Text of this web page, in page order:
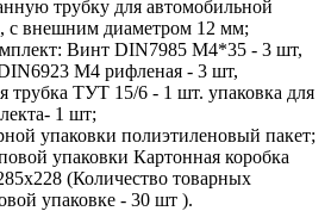
трубку для автомобильной
с внешним диаметром 12 мм;
Винт DIN7985 М4*35 - 3 шт,
M4 рифленая - 3 шт,
трубка ТУТ 15/6 - 1 шт. упаковка для
1 шт;
упаковки полиэтиленовый пакет;
упаковки Картонная коробка
(Количество товарных
упаковке - 30 шт ).